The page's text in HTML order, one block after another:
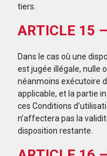
tiers.
ARTICLE 15
Dans le cas où une
est jugée illégale, nulle
néanmoins exécutoire
applicable, et la partie
ces Conditions
n’affectera pas la
disposition restante.